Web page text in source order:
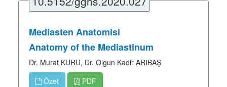
Mediasten Anatomisi
Anatomy of the Mediastinum
Dr. Murat KURU, Dr. Olgun Kadir ARIBAŞ
Özet
PDF